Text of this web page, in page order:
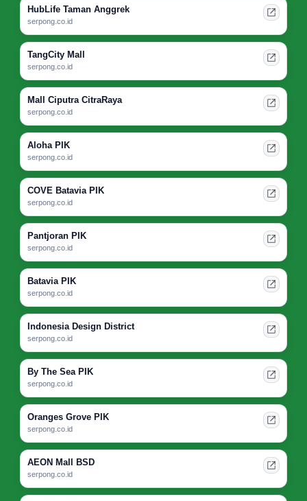
HubLife Taman Anggrek
serpong.co.id
TangCity Mall
serpong.co.id
Mall Ciputra CitraRaya
serpong.co.id
Aloha PIK
serpong.co.id
COVE Batavia PIK
serpong.co.id
Pantjoran PIK
serpong.co.id
Batavia PIK
serpong.co.id
Indonesia Design District
serpong.co.id
By The Sea PIK
serpong.co.id
Oranges Grove PIK
serpong.co.id
AEON Mall BSD
serpong.co.id